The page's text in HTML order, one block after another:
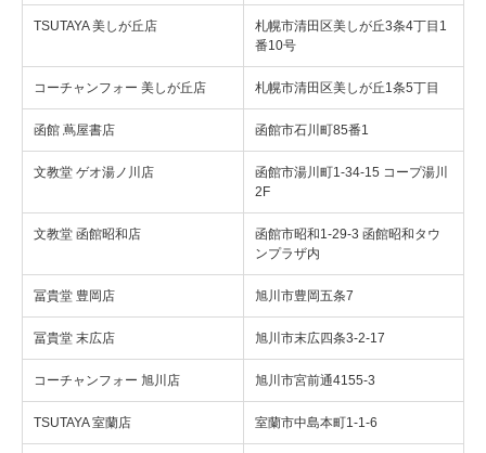
TSUTAYA 美しが丘店
札幌市清田区美しが丘3条4丁目1
番10号
コーチャンフォー 美しが丘店 札幌市清田区美しが丘1条5丁目
函館 蔦屋書店 函館市石川町85番1
文教堂 ゲオ湯ノ川店
函館市湯川町1-34-15 コープ湯川
2F
文教堂 函館昭和店
函館市昭和1-29-3 函館昭和タウ
ンプラザ内
冨貴堂 豊岡店 旭川市豊岡五条7
冨貴堂 末広店 旭川市末広四条3-2-17
コーチャンフォー 旭川店 旭川市宮前通4155-3
TSUTAYA 室蘭店 室蘭市中島本町1-1-6